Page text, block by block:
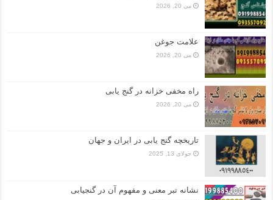
می 20, 2026
علامت جوغن
می 20, 2026
راه مخفی خزانه در گنج یابی
می 20, 2026
تاریخچه گنج‌ یابی در ایران و جهان
جولای 13, 2025
نشانه تبر معنی و مفهوم آن در گنجیابی